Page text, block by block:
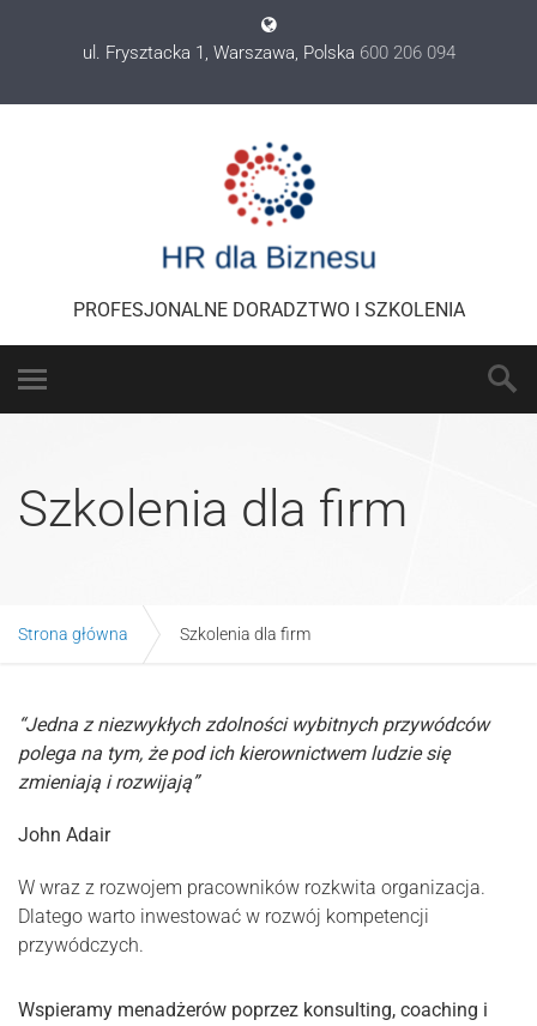
ul. Frysztacka 1, Warszawa, Polska 600 206 094
PROFESJONALNE DORADZTWO I SZKOLENIA
Szkolenia dla firm
Strona główna Szkolenia dla firm
“Jedna z niezwykłych zdolności wybitnych przywódców
polega na tym, że pod ich kierownictwem ludzie się
zmieniają i rozwijają”
John Adair
W wraz z rozwojem pracowników rozkwita organizacja.
Dlatego warto inwestować w rozwój kompetencji
przywódczych.
Wspieramy menadżerów poprzez konsulting, coaching i